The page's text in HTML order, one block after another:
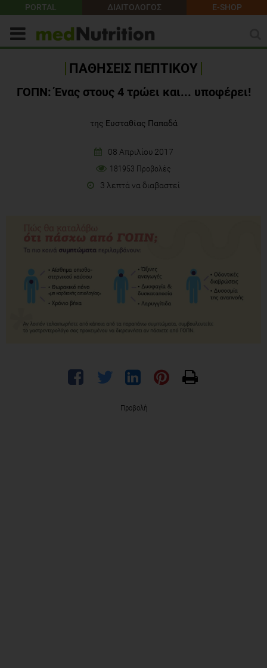
PORTAL ΔΙΑΙΤΟΛΟΓΟΣ E-SHOP
ΠΑΘΗΣΕΙΣ ΠΕΠΤΙΚΟΥ
ΓΟΠΝ: Ένας στους 4 τρώει και... υποφέρει!
της Ευσταθίας Παπαδά
08 Απριλίου 2017
181953 Προβολές
3 λεπτά να διαβαστεί
Προβολή